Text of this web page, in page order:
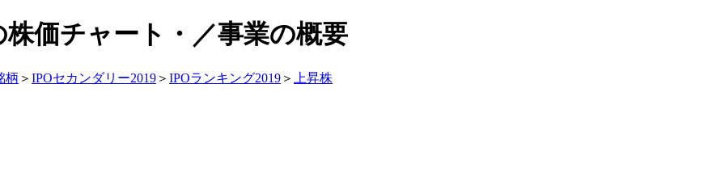
価チャート・／事業の概要
柄 ＞ IPOセカンダリー2019 ＞ IPOランキング2019 ＞ 上昇株